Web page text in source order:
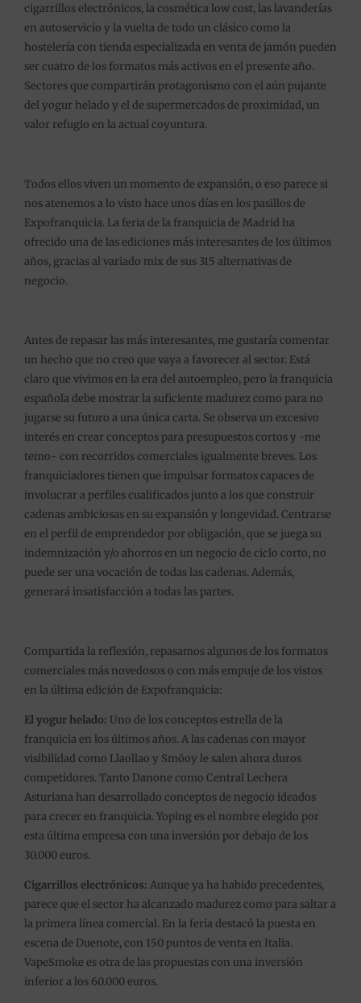
cigarrillos electrónicos, la cosmética low cost, las lavanderías
en autoservicio y la vuelta de todo un clásico como la
hostelería con tienda especializada en venta de jamón pueden
ser cuatro de los formatos más activos en el presente año.
Sectores que compartirán protagonismo con el aún pujante
del yogur helado y el de supermercados de proximidad, un
valor refugio en la actual coyuntura.
Todos ellos viven un momento de expansión, o eso parece si
nos atenemos a lo visto hace unos días en los pasillos de
Expofranquicia. La feria de la franquicia de Madrid ha
ofrecido una de las ediciones más interesantes de los últimos
años, gracias al variado mix de sus 315 alternativas de
negocio.
Antes de repasar las más interesantes, me gustaría comentar
un hecho que no creo que vaya a favorecer al sector. Está
claro que vivimos en la era del autoempleo, pero la franquicia
española debe mostrar la suficiente madurez como para no
jugarse su futuro a una única carta. Se observa un excesivo
interés en crear conceptos para presupuestos cortos y -me
temo- con recorridos comerciales igualmente breves. Los
franquiciadores tienen que impulsar formatos capaces de
involucrar a perfiles cualificados junto a los que construir
cadenas ambiciosas en su expansión y longevidad. Centrarse
en el perfil de emprendedor por obligación, que se juega su
indemnización y/o ahorros en un negocio de ciclo corto, no
puede ser una vocación de todas las cadenas. Además,
generará insatisfacción a todas las partes.
Compartida la reflexión, repasamos algunos de los formatos
comerciales más novedosos o con más empuje de los vistos
en la última edición de Expofranquicia:
El yogur helado: Uno de los conceptos estrella de la
franquicia en los últimos años. A las cadenas con mayor
visibilidad como Llaollao y Smöoy le salen ahora duros
competidores. Tanto Danone como Central Lechera
Asturiana han desarrollado conceptos de negocio ideados
para crecer en franquicia. Yoping es el nombre elegido por
esta última empresa con una inversión por debajo de los
30.000 euros.
Cigarrillos electrónicos: Aunque ya ha habido precedentes,
parece que el sector ha alcanzado madurez como para saltar a
la primera línea comercial. En la feria destacó la puesta en
escena de Duenote, con 150 puntos de venta en Italia.
VapeSmoke es otra de las propuestas con una inversión
inferior a los 60.000 euros.